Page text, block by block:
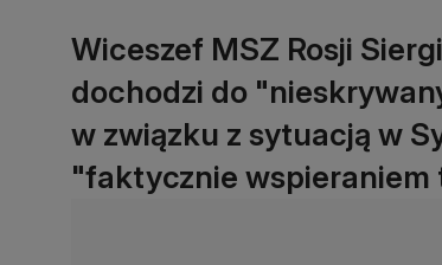
Wiceszef MSZ Rosji
dochodzi do
w związku z sytuacją w
"faktycznie wspieraniem